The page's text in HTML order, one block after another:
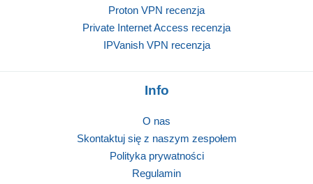
Proton VPN recenzja
Private Internet Access recenzja
IPVanish VPN recenzja
Info
O nas
Skontaktuj się z naszym zespołem
Polityka prywatności
Regulamin